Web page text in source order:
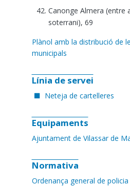
Canonge Almera (entre
soterrani), 69
Plànol amb la distribució de
municipals
Línia de servei
Neteja de cartelleres
Equipaments
Ajuntament de Vilassar de
Normativa
Ordenança general de